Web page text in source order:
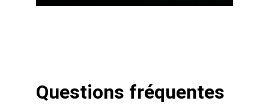
Questions fréquentes